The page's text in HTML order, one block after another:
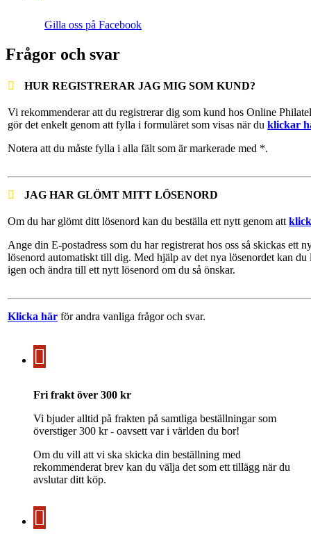
Gilla oss på Facebook
Frågor och svar
HUR REGISTRERAR JAG MIG SOM KUND?
Vi rekommenderar att du registrerar dig som kund hos Online
gör det enkelt genom att fylla i formuläret som visas när du klickar
Notera att du måste fylla i alla fält som är markerade med *.
JAG HAR GLÖMT MITT LÖSENORD
Om du har glömt ditt lösenord kan du beställa ett nytt genom att
Ange din E-postadress som du har registrerat hos oss så skickas ett
lösenord automatiskt till dig. Med hjälp av det nya lösenordet kan du
igen och ändra till ett nytt lösenord om du så önskar.
Klicka här för andra vanliga frågor och svar.
Fri frakt över 300 kr
Vi bjuder alltid på frakten på samtliga beställningar som
överstiger 300 kr - oavsett var i världen du bor!
Om du vill att vi ska skicka din beställning med
rekommenderat brev kan du välja det som ett tillägg när du
avslutar ditt köp.